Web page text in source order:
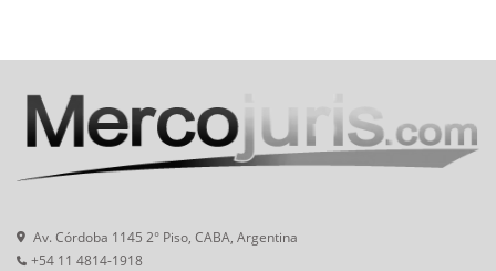
Av. Córdoba 1145 2° Piso, CABA, Argentina
+54 11 4814-1918